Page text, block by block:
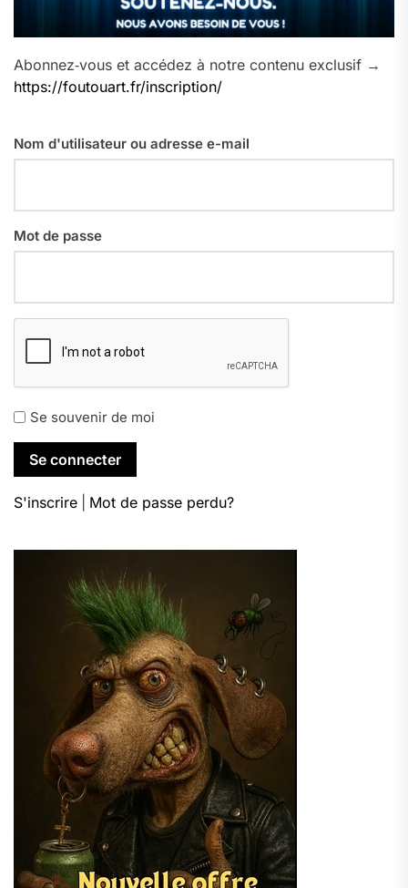
Abonnez‑vous et accédez à notre contenu exclusif →
https://foutouart.fr/inscription/
Nom d'utilisateur ou adresse e-mail
Mot de passe
Se souvenir de moi
S'inscrire Mot de passe perdu?